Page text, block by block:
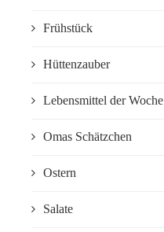
Frühstück
Hüttenzauber
Lebensmittel der Woche
Omas Schätzchen
Ostern
Salate